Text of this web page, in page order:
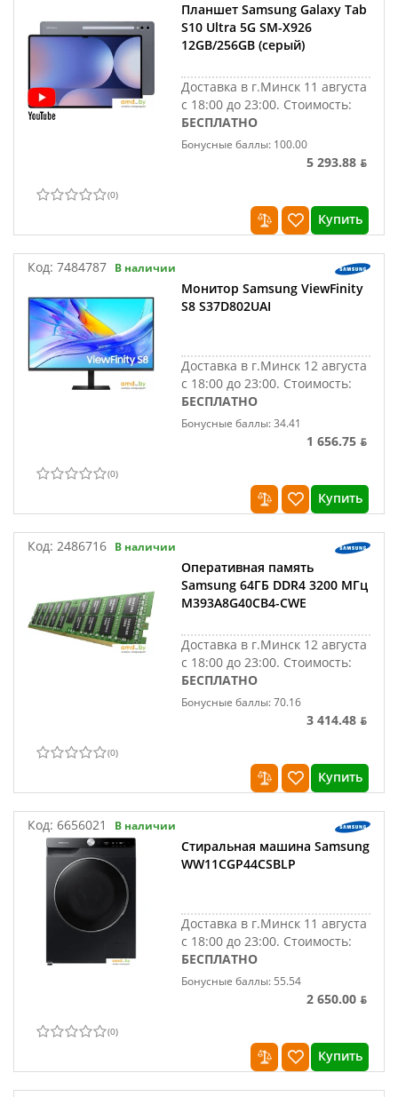
Планшет Samsung Galaxy Tab
S10 Ultra 5G SM-X926
12GB/256GB (серый)
Доставка в г.Минск 11 августа
с 18:00 до 23:00. Стоимость:
БЕСПЛАТНО
Бонусные баллы: 100.00
5 293.88 ƃ
(0)
Купить
Код: 7484787 В наличии
Монитор Samsung ViewFinity
S8 S37D802UAI
Доставка в г.Минск 12 августа
с 18:00 до 23:00. Стоимость:
БЕСПЛАТНО
Бонусные баллы: 34.41
1 656.75 ƃ
(0)
Купить
Код: 2486716 В наличии
Оперативная память
Samsung 64ГБ DDR4 3200 МГц
M393A8G40CB4-CWE
Доставка в г.Минск 12 августа
с 18:00 до 23:00. Стоимость:
БЕСПЛАТНО
Бонусные баллы: 70.16
3 414.48 ƃ
(0)
Купить
Код: 6656021 В наличии
Стиральная машина Samsung
WW11CGP44CSBLP
Доставка в г.Минск 11 августа
с 18:00 до 23:00. Стоимость:
БЕСПЛАТНО
Бонусные баллы: 55.54
2 650.00 ƃ
(0)
Купить